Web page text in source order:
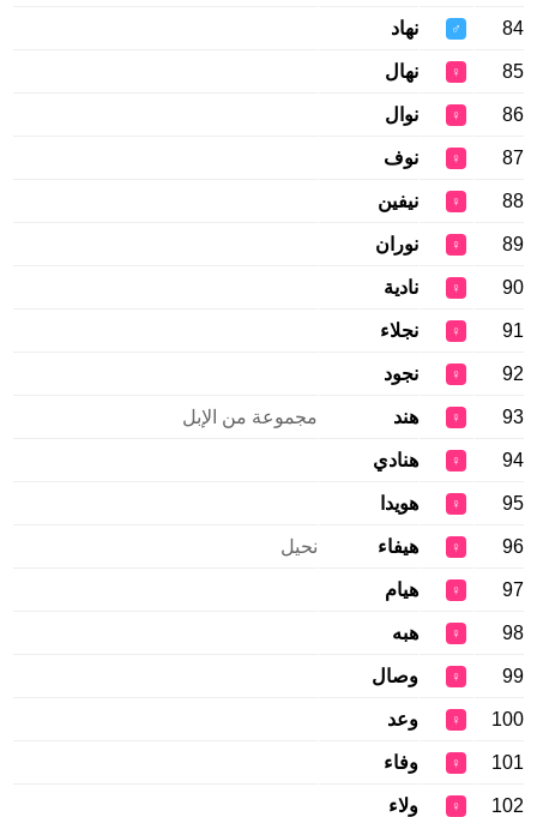
84
♂ نهاد
85
♀ نهال
86
♀ نوال
87
♀ نوف
88
♀ نيفين
89
♀ نوران
90
♀ نادية
91
♀ نجلاء
92
♀ نجود
93
♀ هند مجموعة من الإبل
94
♀ هنادي
95
♀ هويدا
96
♀ هيفاء نحيل
97
♀ هيام
98
♀ هبه
99
♀ وصال
100
♀ وعد
101
♀ وفاء
102
♀ ولاء